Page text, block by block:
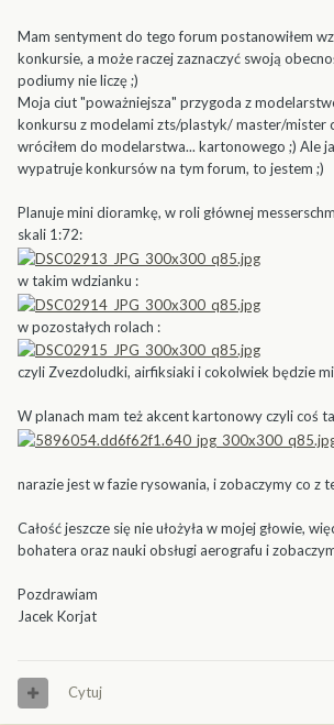
Mam sentyment do tego forum postanowiłem
konkursie, a może raczej zaznaczyć swoją
podiumy nie liczę ;)
Moja ciut "poważniejsza" przygoda z
konkursu z modelami zts/plastyk/ master/mister
wróciłem do modelarstwa... kartonowego ;) Ale
wypatruje konkursów na tym forum, to jestem ;)
Planuje mini dioramkę, w roli głównej
skali 1:72:
w takim wdzianku :
w pozostałych rolach :
czyli Zvezdoludki, airfiksiaki i cokolwiek będzie
W planach mam też akcent kartonowy czyli coś
narazie jest w fazie rysowania, i zobaczymy co z
Całość jeszcze się nie ułożyła w mojej głowie,
bohatera oraz nauki obsługi aerografu i
Pozdrawiam
Jacek Korjat
Cytuj